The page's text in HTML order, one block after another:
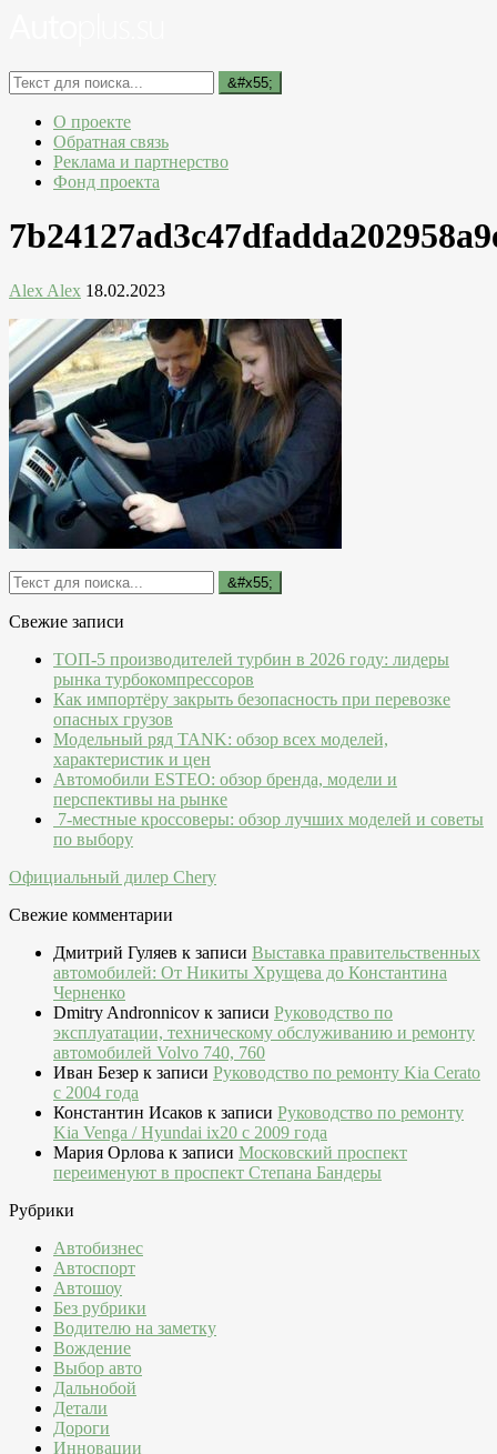
О проекте
Обратная связь
Реклама и партнерство
Фонд проекта
Alex Alex 18.02.2023
Свежие записи
ТОП-5 производителей турбин в 2026 году: лидеры
рынка турбокомпрессоров
Как импортёру закрыть безопасность при перевозке
опасных грузов
Модельный ряд TANK: обзор всех моделей,
характеристик и цен
Автомобили ESTEO: обзор бренда, модели и
перспективы на рынке
7-местные кроссоверы: обзор лучших моделей и советы
по выбору
Официальный дилер Chery
Свежие комментарии
Дмитрий Гуляев к записи Выставка правительственных
автомобилей: От Никиты Хрущева до Константина
Черненко
Dmitry Andronnicov к записи Руководство по
эксплуатации, техническому обслуживанию и ремонту
автомобилей Volvo 740, 760
Иван Безер к записи Руководство по ремонту Kia Cerato
c 2004 года
Константин Исаков к записи Руководство по ремонту
Kia Venga / Hyundai ix20 c 2009 года
Мария Орлова к записи Московский проспект
переименуют в проспект Степана Бандеры
Рубрики
Автобизнес
Автоспорт
Автошоу
Без рубрики
Водителю на заметку
Вождение
Выбор авто
Дальнобой
Детали
Дороги
Инновации